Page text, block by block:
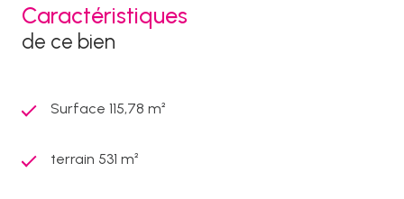
Caractéristiques
de ce bien
Surface 115,78 m²
terrain 531 m²